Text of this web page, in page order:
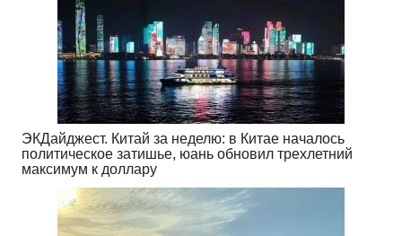
ЭКДайджест. Китай за неделю: в Китае началось
политическое затишье, юань обновил трехлетний
максимум к доллару